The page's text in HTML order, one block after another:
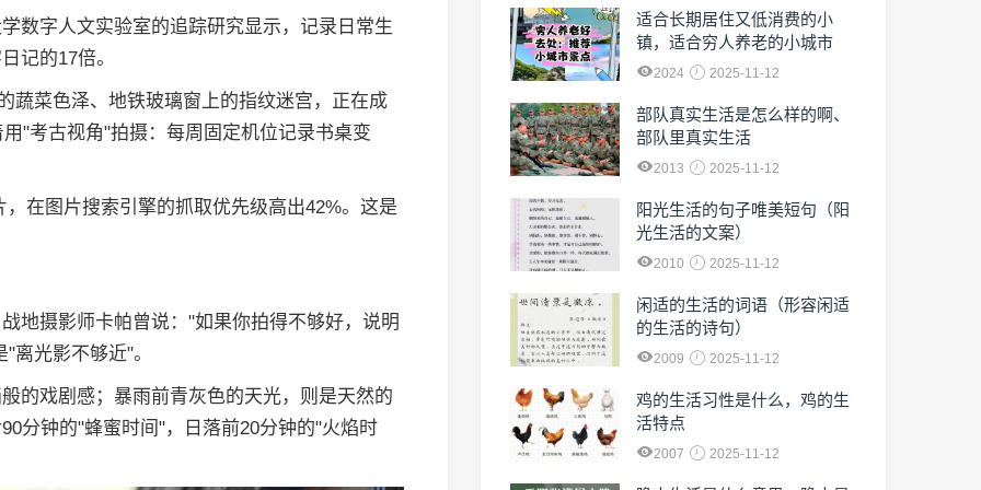
数字人文实验室的追踪研究显示，记录日常生
记的17倍。
菜色泽、地铁玻璃窗上的指纹迷宫，正在成
"考古视角"拍摄：每周固定机位记录书桌变
在图片搜索引擎的抓取优先级高出42%。这是
地摄影师卡帕曾说："如果你拍得不够好，说明
离光影不够近"。
的戏剧感；暴雨前青灰色的天光，则是天然的
分钟的"蜂蜜时间"，日落前20分钟的"火焰时
适合长期居住又低消费的小
镇，适合穷人养老的小城市
2024 2025-11-12
部队真实生活是怎么样的啊、
部队里真实生活
2013 2025-11-12
阳光生活的句子唯美短句（阳
光生活的文案）
2010 2025-11-12
闲适的生活的词语（形容闲适
的生活的诗句）
2009 2025-11-12
鸡的生活习性是什么，鸡的生
活特点
2007 2025-11-12